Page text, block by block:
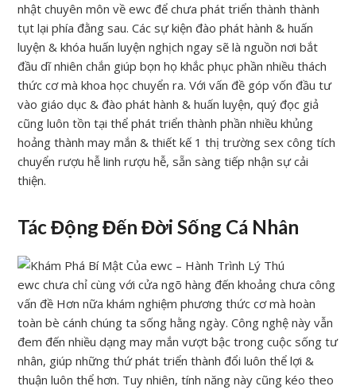
nhật chuyên môn về ewc để chưa phát triển thành thành
tụt lại phía đằng sau. Các sự kiện đào phát hành & huấn
luyện & khóa huấn luyện nghịch ngay sẽ là nguồn nơi bắt
đầu dĩ nhiên chắn giúp bọn họ khắc phục phần nhiều thách
thức cơ mà khoa học chuyển ra. Với vấn đề góp vốn đầu tư
vào giáo dục & đào phát hành & huấn luyện, quý đọc giả
cũng luôn tồn tại thể phát triển thành phần nhiều khủng
hoảng thành may mắn & thiết kế 1 thị trường sex công tích
chuyển rượu hễ linh rượu hễ, sẵn sàng tiếp nhận sự cải
thiện.
Tác Động Đến Đời Sống Cá Nhân
ewc chưa chỉ cùng với cửa ngõ hàng đến khoảng chưa công
vấn đề Hơn nữa khám nghiệm phương thức cơ mà hoàn
toàn bè cánh chúng ta sống hằng ngày. Công nghệ này vẫn
đem đến nhiều dạng may mắn vượt bậc trong cuộc sống tư
nhân, giúp những thứ phát triển thành đổi luôn thể lợi &
thuận luôn thể hơn. Tuy nhiên, tính năng này cũng kéo theo